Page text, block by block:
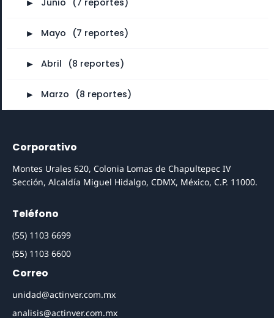
► Mayo (7 reportes)
► Abril (8 reportes)
► Marzo (8 reportes)
Corporativo
Montes Urales 620, Colonia Lomas de Chapultepec IV
Sección, Alcaldía Miguel Hidalgo, CDMX, México, C.P. 11000.
Teléfono
(55) 1103 6699
(55) 1103 6600
Correo
unidad@actinver.com.mx
analisis@actinver.com.mx